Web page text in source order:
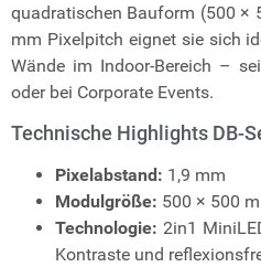
quadratischen Bauform (500 ×
mm Pixelpitch eignet sie sich
Wände im Indoor-Bereich –
oder bei Corporate Events.
Technische Highlights DB-
Pixelabstand: 1,9 mm
Modulgröße: 500 × 500
Technologie: 2in1
Kontraste und